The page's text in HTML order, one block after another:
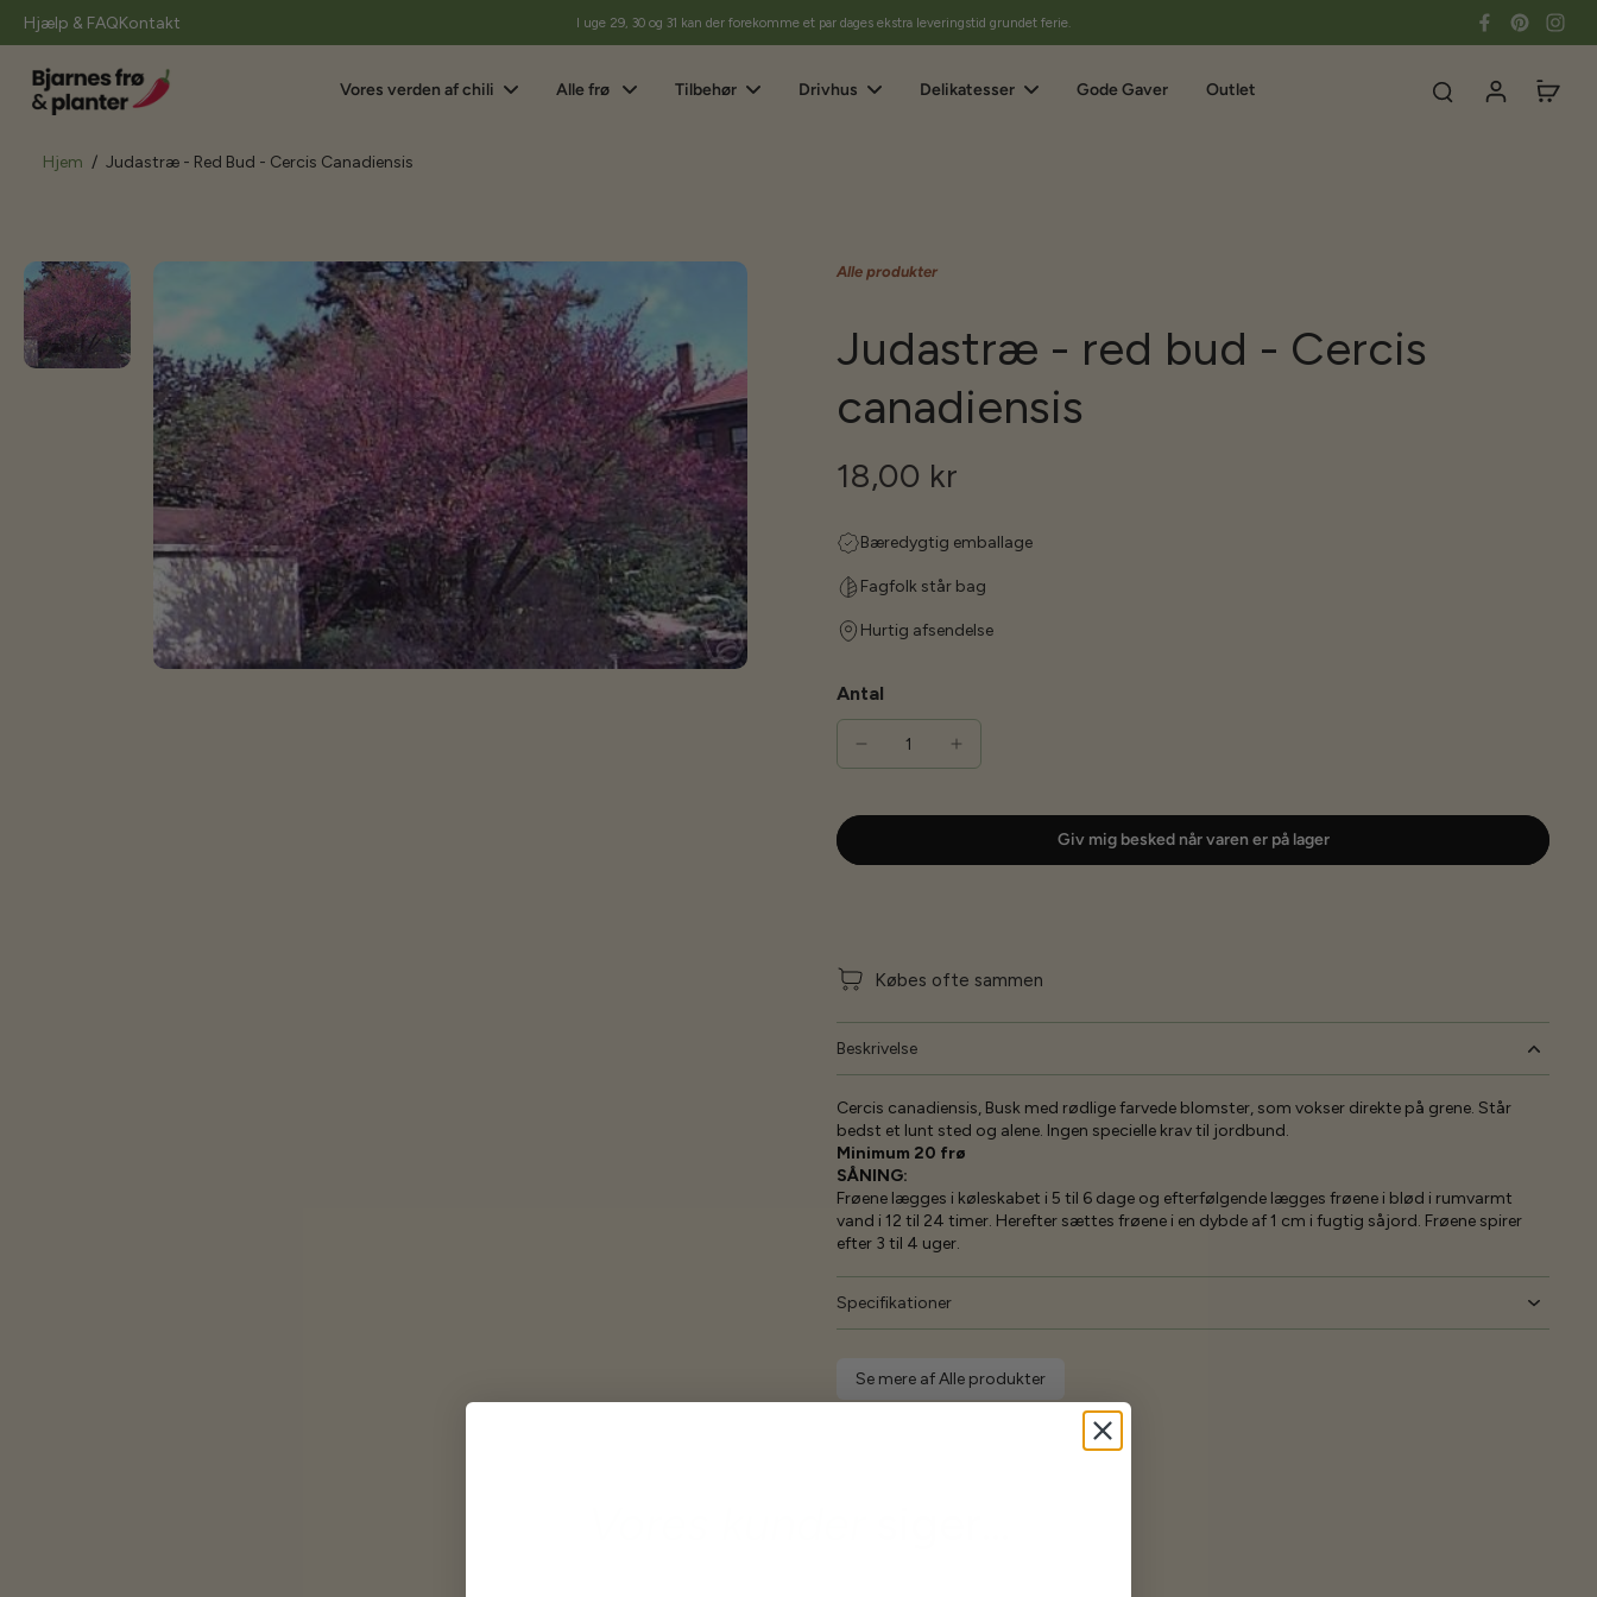
Hjælp & FAQKontakt I uge 29, 30 og 31 kan der forekomme et par dages ekstra leveringstid grundet ferie.
Vores verden af chili Alle frø Tilbehør Drivhus Delikatesser Gode Gaver Outlet
Hjem / Judastræ - Red Bud - Cercis Canadiensis
Gå
til
produktoplysninger
Alle produkter
Judastræ - red bud - Cercis
canadiensis
18,00 kr
Bæredygtig emballage
Fagfolk står bag
Hurtig afsendelse
Antal
Giv mig besked når varen er på lager
Købes ofte sammen
Beskrivelse
Cercis canadiensis, Busk med rødlige farvede blomster, som vokser direkte på grene. Står
bedst et lunt sted og alene. Ingen specielle krav til jordbund.
Minimum 20 frø
SÅNING:
Frøene lægges i køleskabet i 5 til 6 dage og efterfølgende lægges frøene i blød i rumvarmt
vand i 12 til 24 timer. Herefter sættes frøene i en dybde af 1 cm i fugtig såjord. Frøene spirer
efter 3 til 4 uger.
Specifikationer
Se mere af Alle produkter